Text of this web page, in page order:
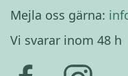
Mejla oss gärna:
Vi svarar inom 48 h